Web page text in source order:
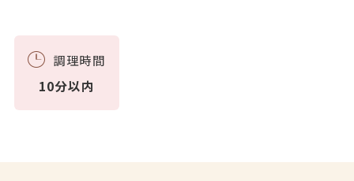
調理時間
10分以内